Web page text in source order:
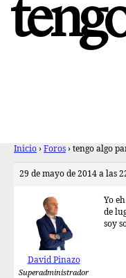
Inicio › Foros › tengo algo
29 de mayo de 2014 a las
David Pinazo
Superadministrador
Yo
de
soy